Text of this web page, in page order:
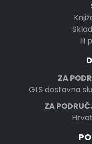
ili
ZA
GLS dostavna
ZA